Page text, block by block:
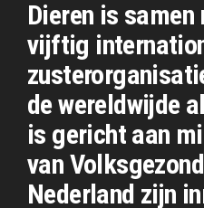
Dieren is
vijftig
de wereldwijde
is gericht aan
van
Nederland zijn